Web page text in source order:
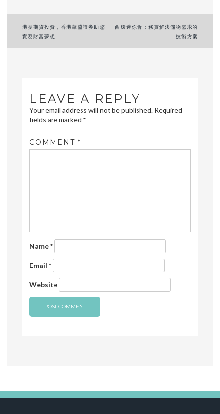
Post
navigation
港股期貨投資，香港華盛證券助您
實現財富夢想
西環迷你倉：務實解決儲物需求的
技術方案
LEAVE A REPLY
Your email address will not be published. Required
fields are marked *
COMMENT *
Name*
Email *
Website